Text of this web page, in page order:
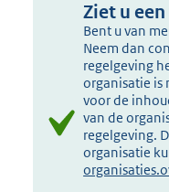
Ziet u
Bent u van
Neem dan
regelgeving
organisatie
voor de
van de
regelgeving.
organisatie